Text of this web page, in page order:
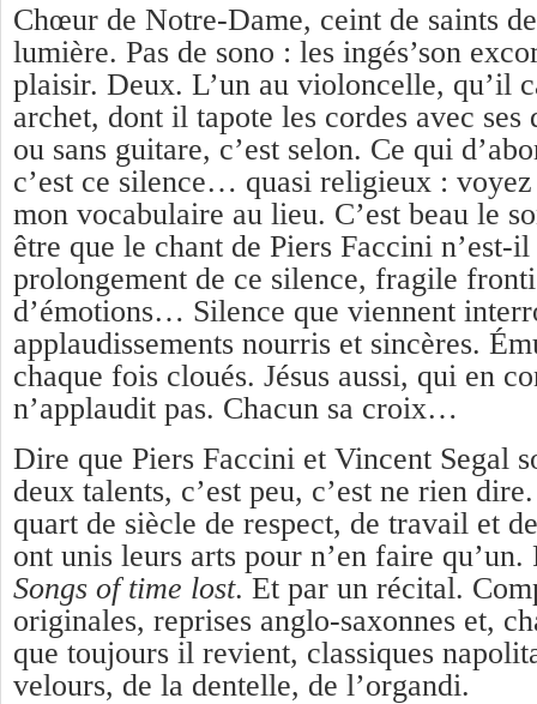
Chœur de Notre-Dame, ceint de saints
lumière. Pas de sono : les ingés’son
plaisir. Deux. L’un au violoncelle, qu’il
archet, dont il tapote les cordes avec ses
ou sans guitare, c’est selon. Ce qui
c’est ce silence… quasi religieux : voyez
mon vocabulaire au lieu. C’est beau le
être que le chant de Piers Faccini n’est-
prolongement de ce silence, fragile
d’émotions… Silence que viennent
applaudissements nourris et sincères.
chaque fois cloués. Jésus aussi, qui en
n’applaudit pas. Chacun sa croix…
Dire que Piers Faccini et Vincent Segal
deux talents, c’est peu, c’est ne rien
quart de siècle de respect, de travail et
ont unis leurs arts pour n’en faire qu’un.
Songs of time lost. Et par un récital.
originales, reprises anglo-saxonnes et,
que toujours il revient, classiques
velours, de la dentelle, de l’organdi.